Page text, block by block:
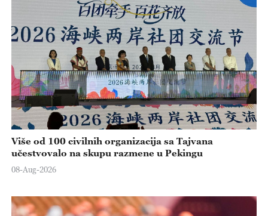
Više od 100 civilnih organizacija sa Tajvana
učestvovalo na skupu razmene u Pekingu
08-Aug-2026